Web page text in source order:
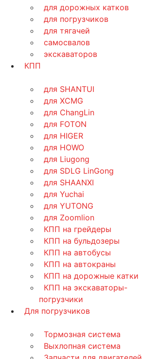
для дорожных катков
для погрузчиков
для тягачей
самосвалов
экскаваторов
КПП
для SHANTUI
для XCMG
для ChangLin
для FOTON
для HIGER
для HOWO
для Liugong
для SDLG LinGong
для SHAANXI
для Yuchai
для YUTONG
для Zoomlion
КПП на грейдеры
КПП на бульдозеры
КПП на автобусы
КПП на автокраны
КПП на дорожные катки
КПП на экскаваторы-
погрузчики
Для погрузчиков
Тормозная система
Выхлопная система